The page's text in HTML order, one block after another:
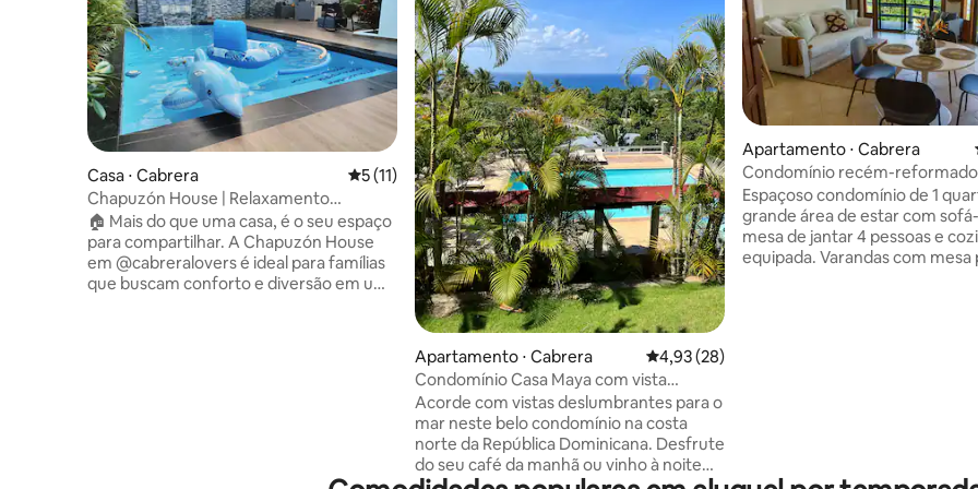
Casa ⋅ Cabrera 5 de uma avaliação média de 5, 11 avaliações
5 (11)
Chapuzón House | Relaxamento
garantido e oásis privado
🏠 Mais do que uma casa, é o seu espaço
para compartilhar. A Chapuzón House
em @cabreralovers é ideal para famílias
que buscam conforto e diversão em um
Apartamento ⋅ Cabrera 4,93 de uma avaliação média de 5, 28
4,93 (28)
Condomínio Casa Maya com vista
deslumbrante
Acorde com vistas deslumbrantes para o
mar neste belo condomínio na costa
norte da República Dominicana. Desfrute
do seu café da manhã ou vinho à noite
Apartamento ⋅ Cabrera
Condomínio recém-
vista para o mar
Espaçoso condomínio de 1
grande área de estar com
mesa de jantar 4 pessoas e
equipada. Varandas com mesa para